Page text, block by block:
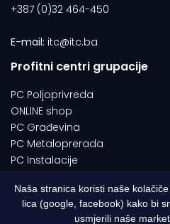
+387 (0)32 464-450
E-mail: itc@itc.ba
Profitni centri grupacije
PC Poljoprivreda
ONLINE shop
PC Građevina
PC Metaloprerada
PC Instalacije
© 1994-2026 | ITC d.o.o. Zenica.
Naša stranica koristi naše
lica (google, facebook) kako bi
usmjerili naše